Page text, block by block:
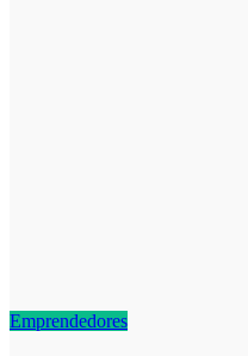
Emprendedores